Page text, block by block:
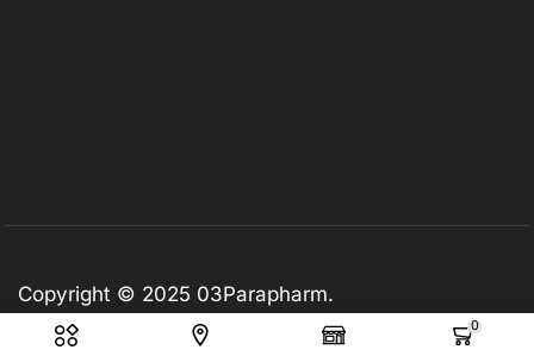
0
Copyright © 2025 03Parapharm.